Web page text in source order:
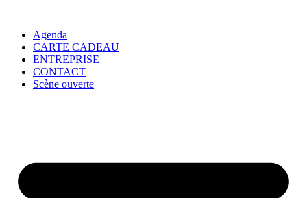
Agenda
CARTE CADEAU
ENTREPRISE
CONTACT
Scène ouverte